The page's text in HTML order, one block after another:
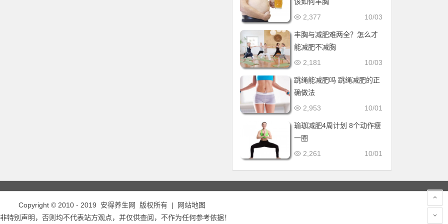
10/03
2,377
丰胸与减肥难两全？怎么才
能减肥不减胸
10/03
2,181
跳绳能减肥吗 跳绳减肥的正
确做法
10/01
2,953
瑜珈减肥4周计划 8个动作瘦
一圈
10/01
2,261
Copyright © 2010 - 2019 安得养生网 版权所有 |
网站地图
特别声明，否则均不代表站方观点，并仅供查阅，不作为任何参考依据！